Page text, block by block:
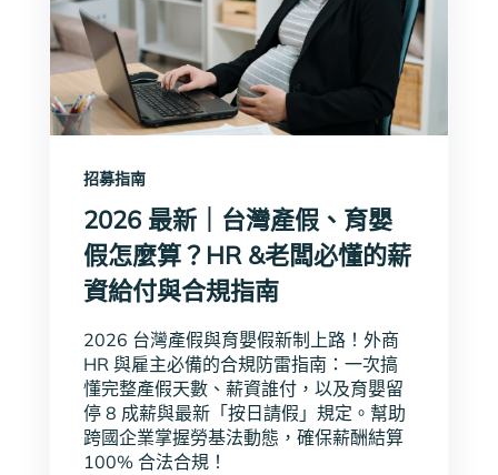
招募指南
2026 最新｜台灣產假、育嬰
假怎麼算？HR &老闆必懂的薪
資給付與合規指南
2026 台灣產假與育嬰假新制上路！外商
HR 與雇主必備的合規防雷指南：一次搞
懂完整產假天數、薪資誰付，以及育嬰留
停 8 成薪與最新「按日請假」規定。幫助
跨國企業掌握勞基法動態，確保薪酬結算
100% 合法合規！